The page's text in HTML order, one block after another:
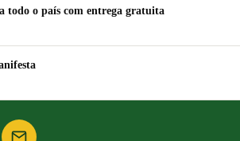
todo o país com entrega gratuita